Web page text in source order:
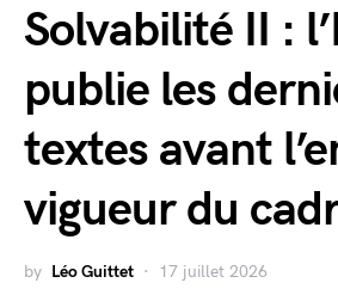
Solvabilité II :
publie les
textes avant
vigueur du
by Léo Guittet 17 juillet 2026